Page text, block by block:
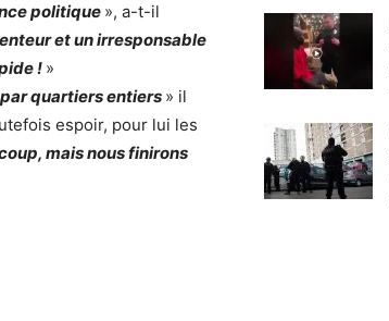
politique », a-t-il
et un irresponsable
! »
quartiers entiers » il
espoir, pour lui les
mais nous finirons